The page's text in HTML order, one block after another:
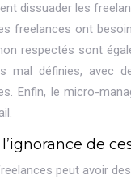
dissuader les
freelances ont
respectés sont
mal définies, avec
Enfin, le micro-
de
peut avoir